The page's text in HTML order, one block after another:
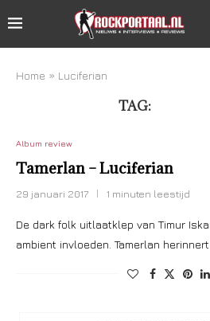
Home » Luciferian
TAG:
Album review
Tamerlan – Luciferian
29 januari 2017 1 minuten leestijd
De dark folk uitlaatklep van Timur
ambient invloeden. Tamerlan herinnert